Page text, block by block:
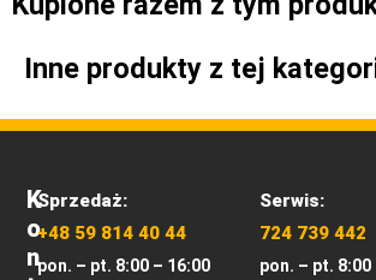
Inne produkty z tej
K
O
N
Sprzedaż:
+48 59 814 40 44
pon. – pt. 8:00 – 16:00
Serwis:
724 739 442
pon. – pt. 8:00